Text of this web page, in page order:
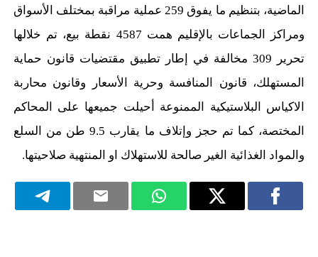
الماضية،
بتنظيم ما يفوق 259 عملية مراقبة بمختلف الأسواق
ومراكز الجماعات بالإقليم همت 4587 نقطة بيع، تم خلالها
تحرير 309 مخالفة
في إطار تطبيق مقتضيات قانون حماية
المستهلك، قانون المنافسة وحرية الأسعار وقانون محاربة
الاكياس البلاستيكية الممنوعة أحيلت جميعها على المحاكم
المختصة، كما تم حجز وإتلاف ما يقارب 9.5
طن من السلع
والمواد الغذائية الغير صالحة للاستهلاك او المنتهية صلاحيتها.